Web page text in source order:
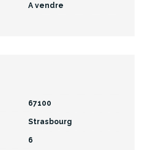
A vendre
67100
Strasbourg
6